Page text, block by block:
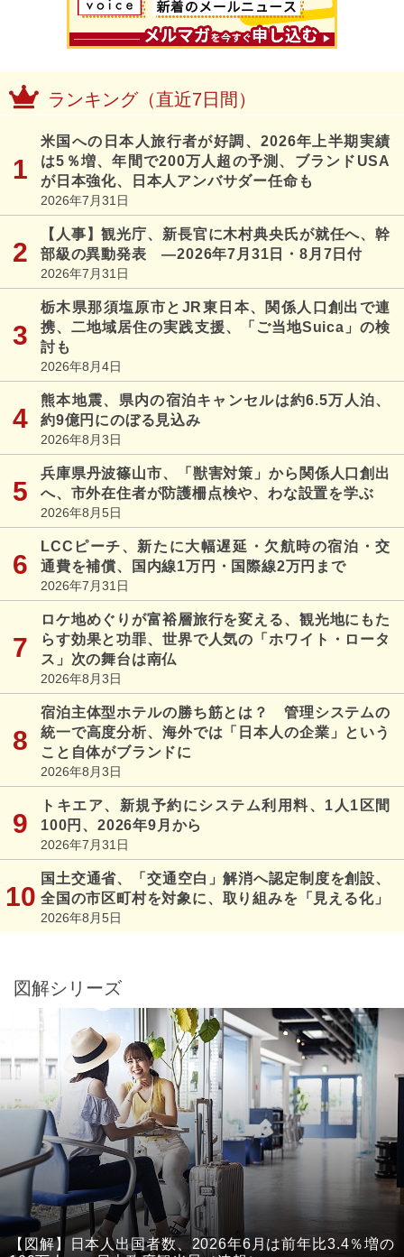
ランキング（直近7日間）
米国への日本人旅行者が好調、2026年上半期実績
は5％増、年間で200万人超の予測、ブランドUSA
が日本強化、日本人アンバサダー任命も
2026年7月31日
【人事】観光庁、新長官に木村典央氏が就任へ、幹
部級の異動発表 ―2026年7月31日・8月7日付
2026年7月31日
栃木県那須塩原市とJR東日本、関係人口創出で連
携、二地域居住の実践支援、「ご当地Suica」の検
討も
2026年8月4日
熊本地震、県内の宿泊キャンセルは約6.5万人泊、
約9億円にのぼる見込み
2026年8月3日
兵庫県丹波篠山市、「獣害対策」から関係人口創出
へ、市外在住者が防護柵点検や、わな設置を学ぶ
2026年8月5日
LCCピーチ、新たに大幅遅延・欠航時の宿泊・交
通費を補償、国内線1万円・国際線2万円まで
2026年7月31日
ロケ地めぐりが富裕層旅行を変える、観光地にもた
らす効果と功罪、世界で人気の「ホワイト・ロータ
ス」次の舞台は南仏
2026年8月3日
宿泊主体型ホテルの勝ち筋とは？ 管理システムの
統一で高度分析、海外では「日本人の企業」という
こと自体がブランドに
2026年8月3日
トキエア、新規予約にシステム利用料、1人1区間
100円、2026年9月から
2026年7月31日
国土交通省、「交通空白」解消へ認定制度を創設、
全国の市区町村を対象に、取り組みを「見える化」
2026年8月5日
図解シリーズ
【図解】日本人出国者数、2026年6月は前年比3.4％増の